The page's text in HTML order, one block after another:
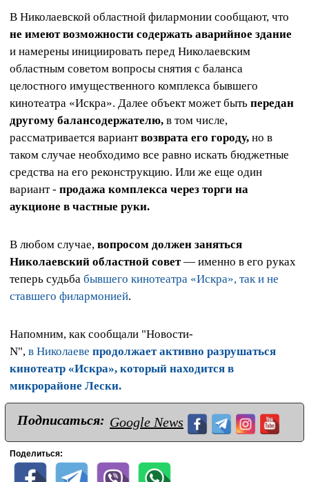
В Николаевской областной филармонии сообщают, что
не имеют возможности содержать аварийное здание
и намерены инициировать перед Николаевским
областным советом вопросы снятия с баланса
целостного имущественного комплекса бывшего
кинотеатра «Искра». Далее объект может быть передан
другому балансодержателю, в том числе,
рассматривается вариантвозврата его городу, но в
таком случае необходимо все равно искать бюджетные
средства на его реконструкцию. Или же еще один
вариант - продажа комплекса через торги на
аукционе в частные руки.
В любом случае, вопросом должен заняться
Николаевский областной совет— именно в его руках
теперь судьба бывшего кинотеатра «Искра», так и не
ставшего филармонией.
Напомним, как сообщали "Новости-
N", в Николаеве продолжает активно разрушаться
кинотеатр «Искра», который находится в
микрорайоне Лески.
Подписаться: Google News
Поделиться: